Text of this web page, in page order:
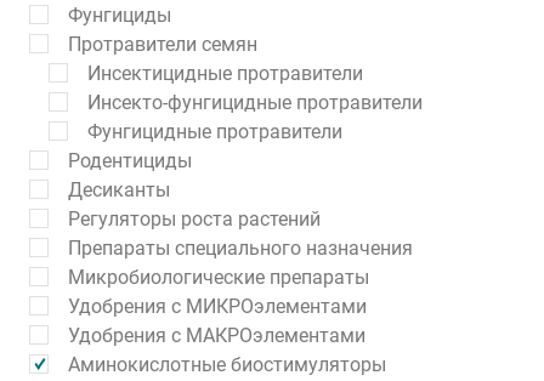
Фунгициды
Протравители семян
Инсектицидные протравители
Инсекто-фунгицидные протравители
Фунгицидные протравители
Родентициды
Десиканты
Регуляторы роста растений
Препараты специального назначения
Микробиологические препараты
Удобрения с МИКРОэлементами
Удобрения с МАКРОэлементами
Аминокислотные биостимуляторы